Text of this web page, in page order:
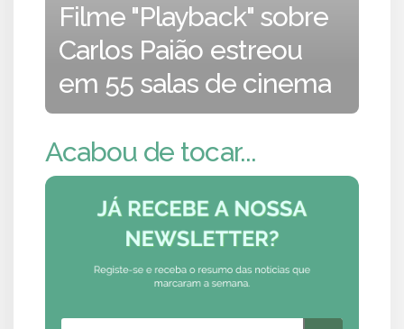
Filme "Playback" sobre
Carlos Paião estreou
em 55 salas de cinema
Acabou de tocar...